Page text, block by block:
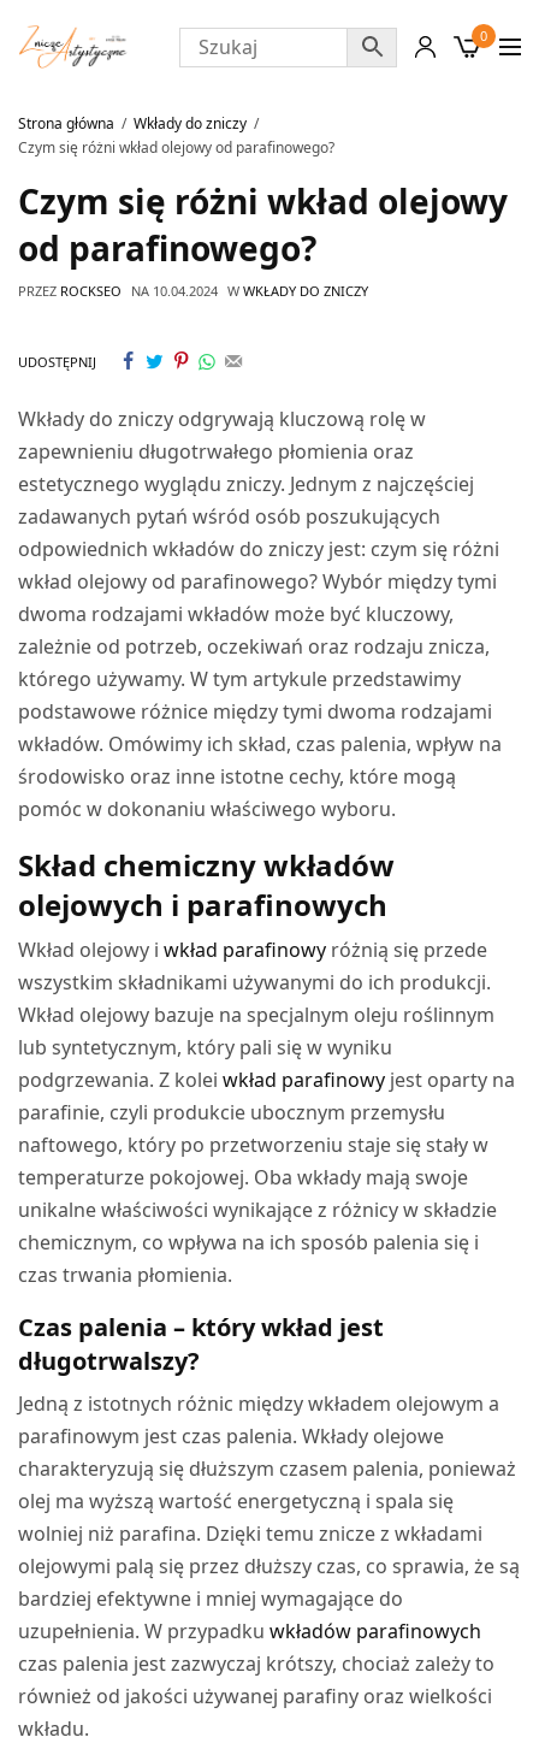
0
Strona główna
Wkłady do zniczy
Czym się różni wkład olejowy od parafinowego?
Czym się różni wkład olejowy
od parafinowego?
PRZEZ ROCKSEO NA 10.04.2024 W WKŁADY DO ZNICZY
UDOSTĘPNIJ
Wkłady do zniczy odgrywają kluczową rolę w
zapewnieniu długotrwałego płomienia oraz
estetycznego wyglądu zniczy. Jednym z najczęściej
zadawanych pytań wśród osób poszukujących
odpowiednich wkładów do zniczy jest: czym się różni
wkład olejowy od parafinowego? Wybór między tymi
dwoma rodzajami wkładów może być kluczowy,
zależnie od potrzeb, oczekiwań oraz rodzaju znicza,
którego używamy. W tym artykule przedstawimy
podstawowe różnice między tymi dwoma rodzajami
wkładów. Omówimy ich skład, czas palenia, wpływ na
środowisko oraz inne istotne cechy, które mogą
pomóc w dokonaniu właściwego wyboru.
Skład chemiczny wkładów
olejowych i parafinowych
Wkład olejowy iwkład parafinowy różnią się przede
wszystkim składnikami używanymi do ich produkcji.
Wkład olejowy bazuje na specjalnym oleju roślinnym
lub syntetycznym, który pali się w wyniku
podgrzewania. Z koleiwkład parafinowy jest oparty na
parafinie, czyli produkcie ubocznym przemysłu
naftowego, który po przetworzeniu staje się stały w
temperaturze pokojowej. Oba wkłady mają swoje
unikalne właściwości wynikające z różnicy w składzie
chemicznym, co wpływa na ich sposób palenia się i
czas trwania płomienia.
Czas palenia – który wkład jest
długotrwalszy?
Jedną z istotnych różnic między wkładem olejowym a
parafinowym jest czas palenia. Wkłady olejowe
charakteryzują się dłuższym czasem palenia, ponieważ
olej ma wyższą wartość energetyczną i spala się
wolniej niż parafina. Dzięki temu znicze z wkładami
olejowymi palą się przez dłuższy czas, co sprawia, że są
bardziej efektywne i mniej wymagające do
uzupełnienia. W przypadkuwkładów parafinowych
czas palenia jest zazwyczaj krótszy, chociaż zależy to
również od jakości używanej parafiny oraz wielkości
wkładu.